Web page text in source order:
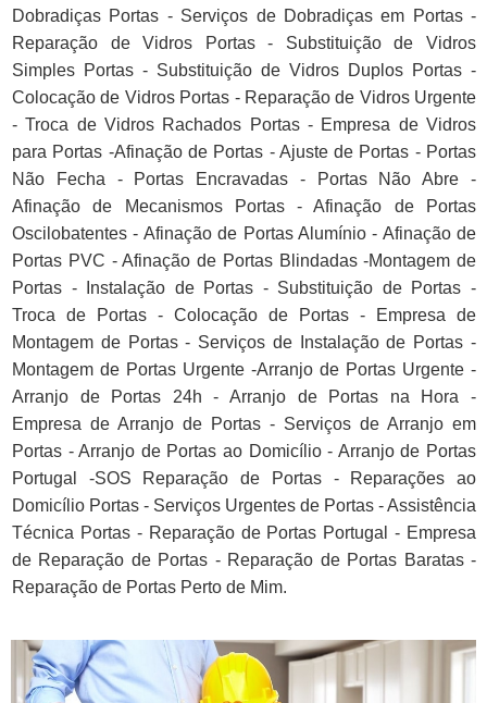
Dobradiças Portas - Serviços de Dobradiças em Portas -
Reparação de Vidros Portas - Substituição de Vidros
Simples Portas - Substituição de Vidros Duplos Portas -
Colocação de Vidros Portas - Reparação de Vidros Urgente
- Troca de Vidros Rachados Portas - Empresa de Vidros
para Portas -Afinação de Portas - Ajuste de Portas - Portas
Não Fecha - Portas Encravadas - Portas Não Abre -
Afinação de Mecanismos Portas - Afinação de Portas
Oscilobatentes - Afinação de Portas Alumínio - Afinação de
Portas PVC - Afinação de Portas Blindadas -Montagem de
Portas - Instalação de Portas - Substituição de Portas -
Troca de Portas - Colocação de Portas - Empresa de
Montagem de Portas - Serviços de Instalação de Portas -
Montagem de Portas Urgente -Arranjo de Portas Urgente -
Arranjo de Portas 24h - Arranjo de Portas na Hora -
Empresa de Arranjo de Portas - Serviços de Arranjo em
Portas - Arranjo de Portas ao Domicílio - Arranjo de Portas
Portugal -SOS Reparação de Portas - Reparações ao
Domicílio Portas - Serviços Urgentes de Portas - Assistência
Técnica Portas - Reparação de Portas Portugal - Empresa
de Reparação de Portas - Reparação de Portas Baratas -
Reparação de Portas Perto de Mim.